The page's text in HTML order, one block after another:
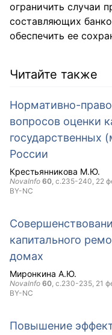
ограничить случаи
составляющих
обеспечить ее
Читайте также
Нормативно-
вопросов оценки
государственных
России
Крестьянникова М.Ю.
NovaInfo 60, с.235-240, 22
BY-NC
капитального
домах
Миронкина А.Ю.
NovaInfo 60, с.230-235, 21
BY-NC
Повышение